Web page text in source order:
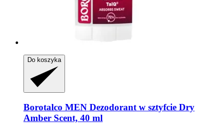
Do koszyka
Borotalco MEN Dezodorant w sztyfcie Dry
Amber Scent, 40 ml